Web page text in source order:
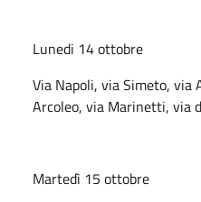
Lunedi 14 ottobre
Via Napoli, via Simeto,
Arcoleo, via Marinetti, via
Martedì 15 ottobre